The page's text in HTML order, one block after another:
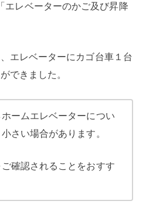
エレベーターのかご及び昇降
エレベーターにカゴ台車１台
できました。
ームエレベーターについ
さい場合があります。
確認されることをおすす